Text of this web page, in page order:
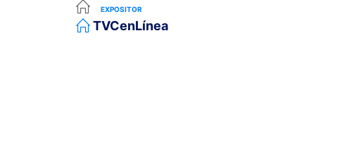
EXPOSITOR
TVCenLínea